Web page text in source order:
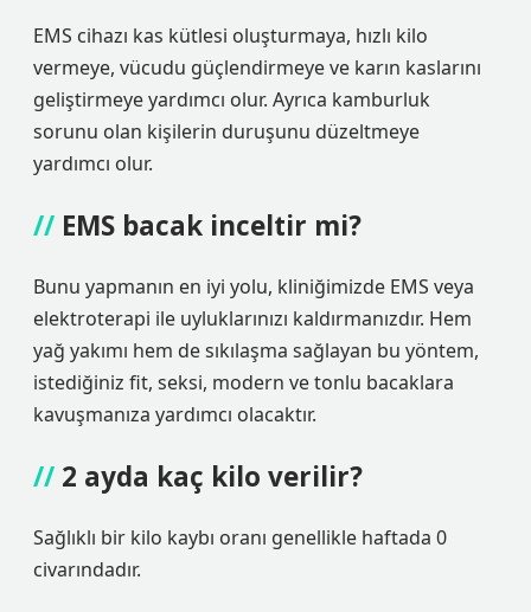
EMS cihazı kas kütlesi oluşturmaya, hızlı kilo
vermeye, vücudu güçlendirmeye ve karın kaslarını
geliştirmeye yardımcı olur. Ayrıca kamburluk
sorunu olan kişilerin duruşunu düzeltmeye
yardımcı olur.
EMS bacak inceltir mi?
Bunu yapmanın en iyi yolu, kliniğimizde EMS veya
elektroterapi ile uyluklarınızı kaldırmanızdır. Hem
yağ yakımı hem de sıkılaşma sağlayan bu yöntem,
istediğiniz fit, seksi, modern ve tonlu bacaklara
kavuşmanıza yardımcı olacaktır.
2 ayda kaç kilo verilir?
Sağlıklı bir kilo kaybı oranı genellikle haftada 0
civarındadır.